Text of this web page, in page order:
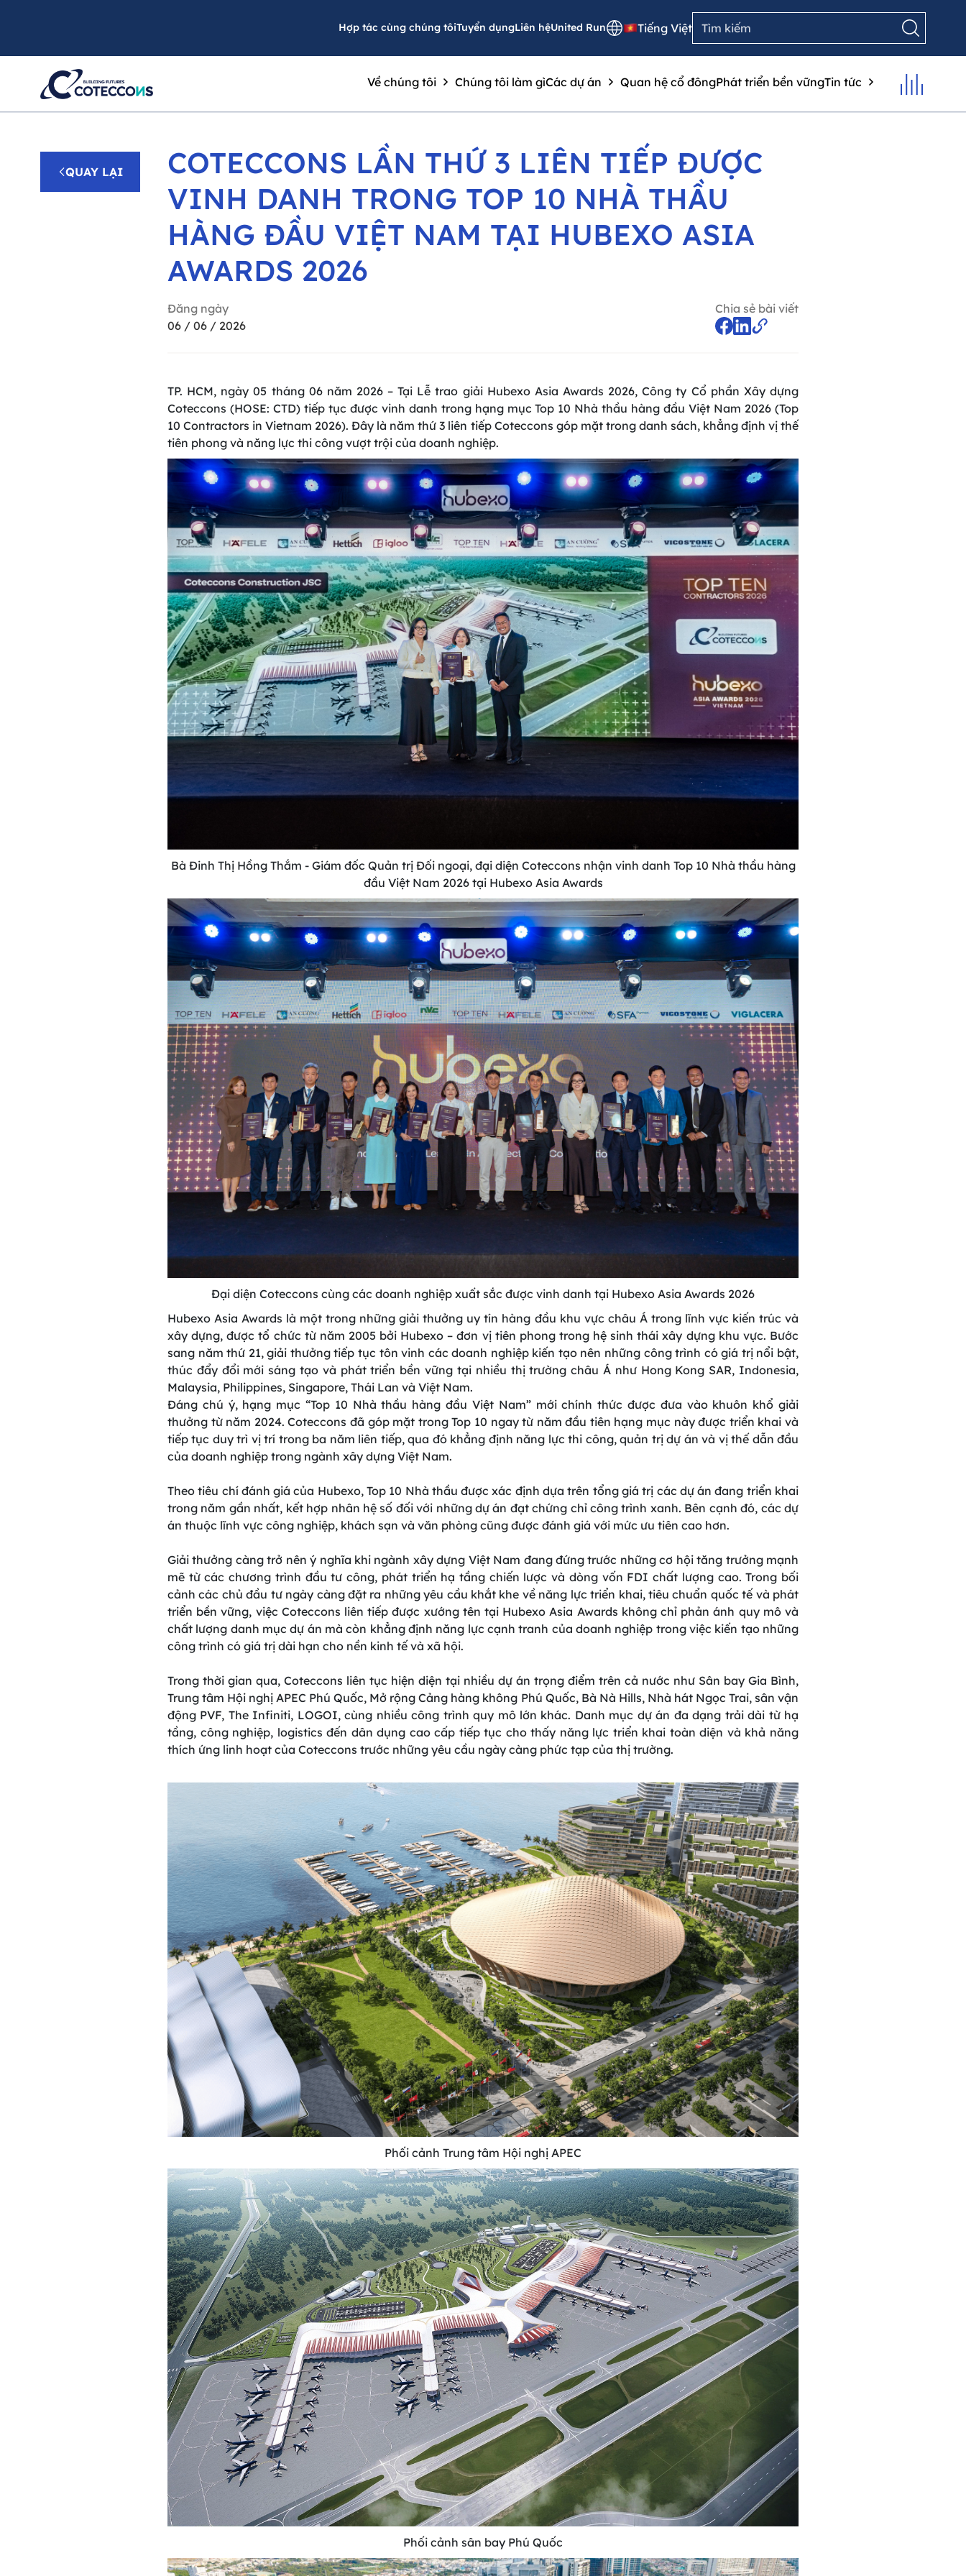
Hợp tác cùng chúng tôiTuyển dụngLiên hệUnited Run Tiếng Việt
Về chúng tôi Chúng tôi làm gìCác dự án Quan hệ cổ đôngPhát triển bền vữngTin tức
QUAY LẠI
COTECCONS LẦN THỨ 3 LIÊN TIẾP ĐƯỢC
VINH DANH TRONG TOP 10 NHÀ THẦU
HÀNG ĐẦU VIỆT NAM TẠI HUBEXO ASIA
AWARDS 2026
Đăng ngày
06 / 06 / 2026
Chia sẻ bài viết
TP. HCM, ngày 05 tháng 06 năm 2026 – Tại Lễ trao giải Hubexo Asia Awards 2026, Công ty Cổ phần Xây dựng
Coteccons (HOSE: CTD) tiếp tục được vinh danh trong hạng mục Top 10 Nhà thầu hàng đầu Việt Nam 2026 (Top
10 Contractors in Vietnam 2026). Đây là năm thứ 3 liên tiếp Coteccons góp mặt trong danh sách, khẳng định vị thế
tiên phong và năng lực thi công vượt trội của doanh nghiệp.
Bà Đinh Thị Hồng Thắm - Giám đốc Quản trị Đối ngoại, đại diện Coteccons nhận vinh danh Top 10 Nhà thầu hàng
đầu Việt Nam 2026 tại Hubexo Asia Awards
Đại diện Coteccons cùng các doanh nghiệp xuất sắc được vinh danh tại Hubexo Asia Awards 2026
Hubexo Asia Awards là một trong những giải thưởng uy tín hàng đầu khu vực châu Á trong lĩnh vực kiến trúc và
xây dựng, được tổ chức từ năm 2005 bởi Hubexo – đơn vị tiên phong trong hệ sinh thái xây dựng khu vực. Bước
sang năm thứ 21, giải thưởng tiếp tục tôn vinh các doanh nghiệp kiến tạo nên những công trình có giá trị nổi bật,
thúc đẩy đổi mới sáng tạo và phát triển bền vững tại nhiều thị trường châu Á như Hong Kong SAR, Indonesia,
Malaysia, Philippines, Singapore, Thái Lan và Việt Nam.
Đáng chú ý, hạng mục “Top 10 Nhà thầu hàng đầu Việt Nam” mới chính thức được đưa vào khuôn khổ giải
thưởng từ năm 2024. Coteccons đã góp mặt trong Top 10 ngay từ năm đầu tiên hạng mục này được triển khai và
tiếp tục duy trì vị trí trong ba năm liên tiếp, qua đó khẳng định năng lực thi công, quản trị dự án và vị thế dẫn đầu
của doanh nghiệp trong ngành xây dựng Việt Nam.
Theo tiêu chí đánh giá của Hubexo, Top 10 Nhà thầu được xác định dựa trên tổng giá trị các dự án đang triển khai
trong năm gần nhất, kết hợp nhân hệ số đối với những dự án đạt chứng chỉ công trình xanh. Bên cạnh đó, các dự
án thuộc lĩnh vực công nghiệp, khách sạn và văn phòng cũng được đánh giá với mức ưu tiên cao hơn.
Giải thưởng càng trở nên ý nghĩa khi ngành xây dựng Việt Nam đang đứng trước những cơ hội tăng trưởng mạnh
mẽ từ các chương trình đầu tư công, phát triển hạ tầng chiến lược và dòng vốn FDI chất lượng cao. Trong bối
cảnh các chủ đầu tư ngày càng đặt ra những yêu cầu khắt khe về năng lực triển khai, tiêu chuẩn quốc tế và phát
triển bền vững, việc Coteccons liên tiếp được xướng tên tại Hubexo Asia Awards không chỉ phản ánh quy mô và
chất lượng danh mục dự án mà còn khẳng định năng lực cạnh tranh của doanh nghiệp trong việc kiến tạo những
công trình có giá trị dài hạn cho nền kinh tế và xã hội.
Trong thời gian qua, Coteccons liên tục hiện diện tại nhiều dự án trọng điểm trên cả nước như Sân bay Gia Bình,
Trung tâm Hội nghị APEC Phú Quốc, Mở rộng Cảng hàng không Phú Quốc, Bà Nà Hills, Nhà hát Ngọc Trai, sân vận
động PVF, The Infiniti, LOGOI, cùng nhiều công trình quy mô lớn khác. Danh mục dự án đa dạng trải dài từ hạ
tầng, công nghiệp, logistics đến dân dụng cao cấp tiếp tục cho thấy năng lực triển khai toàn diện và khả năng
thích ứng linh hoạt của Coteccons trước những yêu cầu ngày càng phức tạp của thị trường.
Phối cảnh Trung tâm Hội nghị APEC
Phối cảnh sân bay Phú Quốc